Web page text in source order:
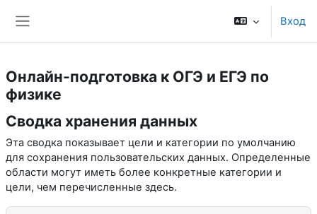
Вход
Онлайн-подготовка к ОГЭ и ЕГЭ по
физике
Сводка хранения данных
Эта сводка показывает цели и категории по умолчанию
для сохранения пользовательских данных. Определенные
области могут иметь более конкретные категории и
цели, чем перечисленные здесь.